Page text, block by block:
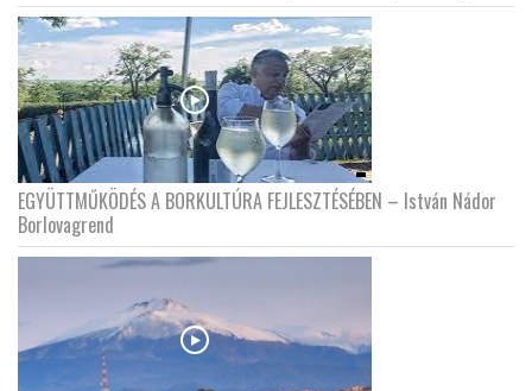
EGYÜTTMŰKÖDÉS A BORKULTÚRA FEJLESZTÉSÉBEN – István Nádor
Borlovagrend